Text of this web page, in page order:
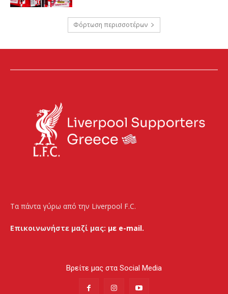
Φόρτωση περισσοτέρων
Τα πάντα γύρω από την Liverpool F.C.
Επικοινωνήστε μαζί μας: με e-mail.
Βρείτε μας στα Social Media